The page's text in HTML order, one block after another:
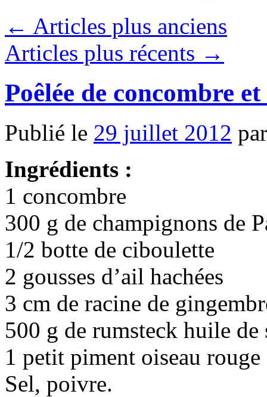
← Articles plus anciens
Articles plus récents →
Poêlée de concombre
Publié le 29 juillet 2012 par
Ingrédients :
1 concombre
300 g de champignons de
1/2 botte de ciboulette
2 gousses d’ail hachées
3 cm de racine de
500 g de rumsteck huile de
1 petit piment oiseau
Sel, poivre.